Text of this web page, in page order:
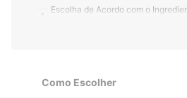
1
Escolha de Acordo com o
3 Torrone
Como Escolher